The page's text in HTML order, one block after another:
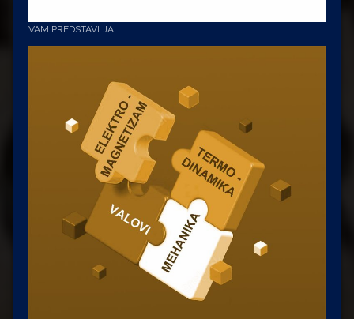
VAM PREDSTAVLJA :